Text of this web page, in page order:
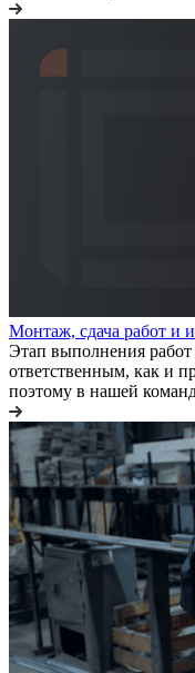
Монтаж, сдача работ и
Этап выполнения работ
ответственным, как и
поэтому в нашей